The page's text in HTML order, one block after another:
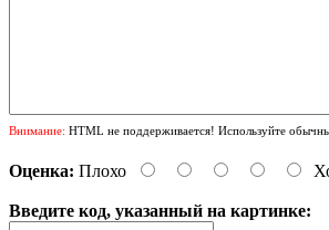
Внимание: HTML не поддерживается! Используйте
Оценка: Плохо
Введите код, указанный на картинке: